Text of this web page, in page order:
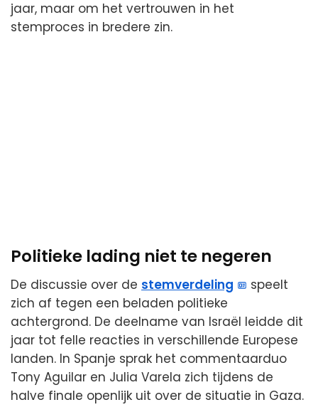
jaar, maar om het vertrouwen in het
stemproces in bredere zin.
Politieke lading niet te negeren
De discussie over de stemverdeling
speelt
zich af tegen een beladen politieke
achtergrond. De deelname van Israël leidde dit
jaar tot felle reacties in verschillende Europese
landen. In Spanje sprak het commentaarduo
Tony Aguilar en Julia Varela zich tijdens de
halve finale openlijk uit over de situatie in Gaza.